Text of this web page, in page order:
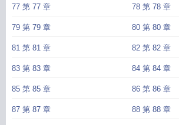
77 第 77 章 78 第 78 章
79 第 79 章 80 第 80 章
81 第 81 章 82 第 82 章
83 第 83 章 84 第 84 章
85 第 85 章 86 第 86 章
87 第 87 章 88 第 88 章